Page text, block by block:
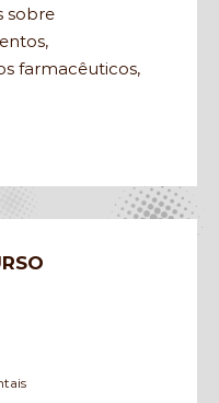
sobre
farmacêuticos,